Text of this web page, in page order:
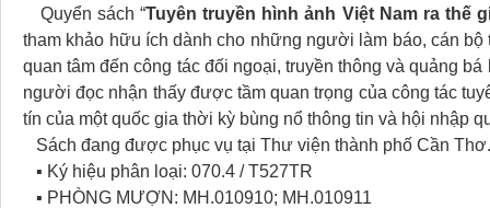
Quyển sách “Tuyên truyền hình ảnh Việt Nam ra thế
tham khảo hữu ích dành cho những người làm báo, cán
quan tâm đến công tác đối ngoại, truyền thông và quảng
người đọc nhận thấy được tầm quan trọng của công tác
tín của một quốc gia thời kỳ bùng nổ thông tin và hội nhập
Sách đang được phục vụ tại Thư viện thành phố Cần
▪ Ký hiệu phân loại: 070.4 / T527TR
▪ PHÒNG MƯỢN: MH.010910; MH.010911